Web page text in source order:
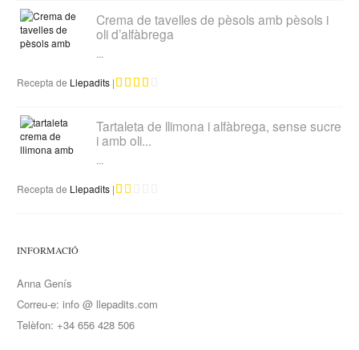
Crema de tavelles de pèsols amb pèsols i
oli d’alfàbrega
...
Recepta de Llepadits |
Tartaleta de llimona i alfàbrega, sense sucre
i amb oli...
...
Recepta de Llepadits |
INFORMACIÓ
Anna Genís
Correu-e: info @ llepadits.com
Telèfon: +34 656 428 506